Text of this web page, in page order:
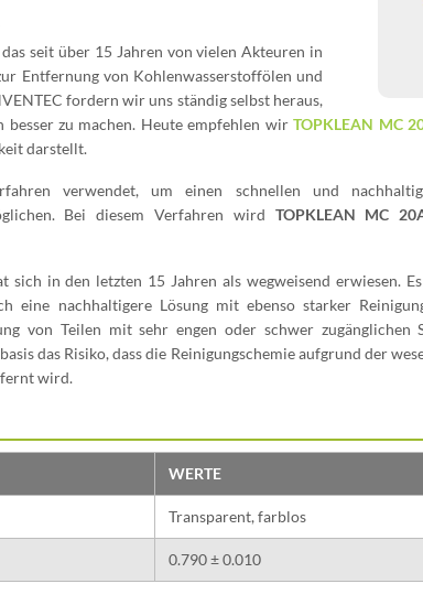
seit über 15 Jahren von vielen Akteuren in
Entfernung von Kohlenwasserstoffölen und
fordern wir uns ständig selbst heraus,
zu machen. Heute empfehlen wirTOPKLEAN MC
darstellt.
verwendet, um einen schnellen und
Bei diesem Verfahren wird TOPKLEAN MC
sich in den letzten 15 Jahren als wegweisend erwiesen.
eine nachhaltigere Lösung mit ebenso starker
von Teilen mit sehr engen oder schwer zugänglichen
das Risiko, dass die Reinigungschemie aufgrund der
wird.
WERTE
Transparent, farblos
0.790 ± 0.010